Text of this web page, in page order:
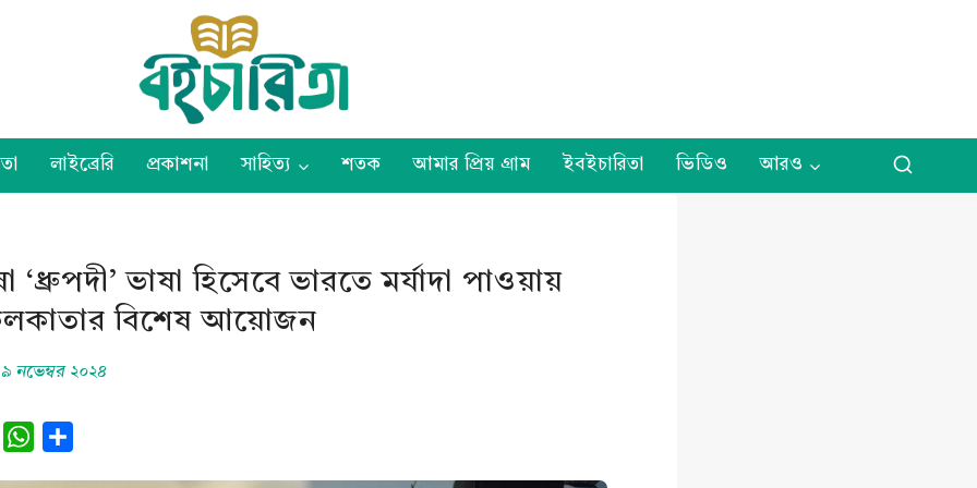
লাইব্রেরি প্রকাশনা সাহিত্য শতক আমার প্রিয় গ্রাম ইবইচারিতা ভিডিও আরও
‘ধ্রুপদী’ ভাষা হিসেবে ভারতে মর্যাদা পাওয়ায়
বিশেষ আয়োজন
৯ নভেম্বর ২০২৪
W